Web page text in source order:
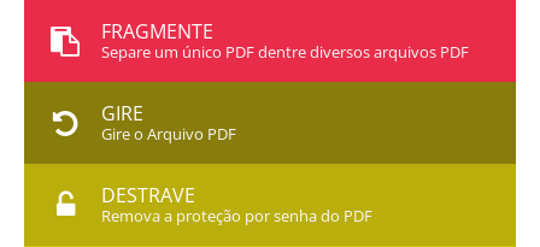
FRAGMENTE
Separe um único PDF dentre diversos arquivos PDF
GIRE
Gire o Arquivo PDF
DESTRAVE
Remova a proteção por senha do PDF